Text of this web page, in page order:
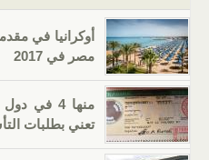
أوكرانيا في
مصر في 2017
تعني بطلبات